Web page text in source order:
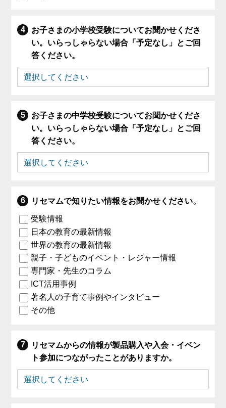
お子さまの小学校受験についてお聞かせくださ
い。いらっしゃらない場合「予定なし」とご回
答ください。
お子さまの中学校受験についてお聞かせくださ
い。いらっしゃらない場合「予定なし」とご回
答ください。
リセマムで知りたい情報をお聞かせください。
受験情報
日本の教育の最新情報
世界の教育の最新情報
親子・子どものイベント・レジャー情報
専門家・先生のコラム
ICT活用事例
著名人の子育て事例やインタビュー
その他
リセマムからの情報が製品購入や入会・イベン
ト参加につながったことがありますか。